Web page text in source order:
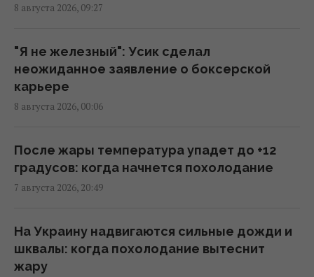
Китая: СМИ раскрыли подробности
15:31 суббота, 08 августа 2026
Евросоюз ускорил работу над
14:54 суббота, 08 августа 2026
США внезапно уволили генерала,
12:13 суббота, 08 августа 2026
Главный генерал США ищет выход из
8 августа 2026, 09:27
"Я не железный": Усик сделал
неожиданное заявление о боксерской
карьере
8 августа 2026, 00:06
После жары температура упадет до +12
градусов: когда начнется похолодание
7 августа 2026, 20:49
На Украину надвигаются сильные дожди и
шквалы: когда похолодание вытеснит
жару